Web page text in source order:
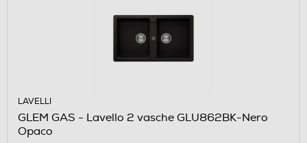
LAVELLI
GLEM GAS - Lavello 2 vasche GLU862BK-Nero
Opaco